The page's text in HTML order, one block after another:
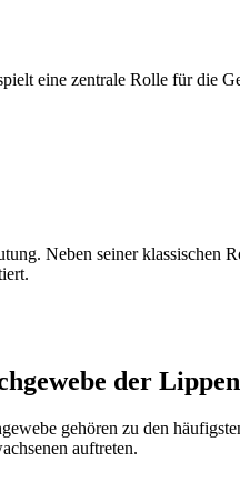
eine zentrale Rolle für die
Neben seiner
der
gehören zu den
auftreten.